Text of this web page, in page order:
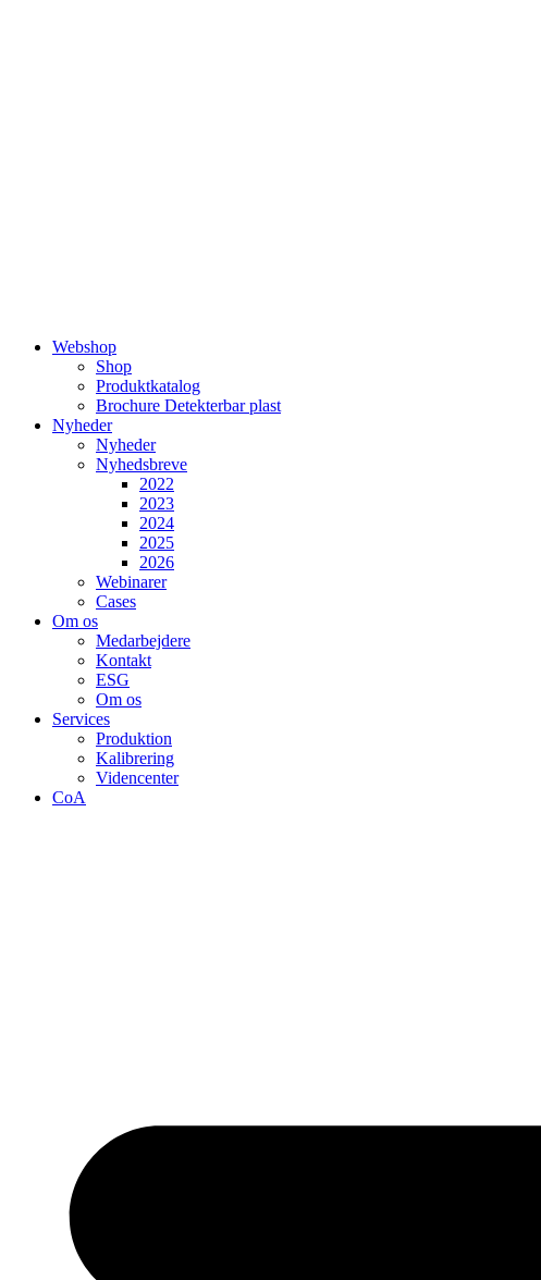
Webshop
Shop
Produktkatalog
Brochure Detekterbar plast
Nyheder
Nyheder
Nyhedsbreve
2022
2023
2024
2025
2026
Webinarer
Cases
Om os
Medarbejdere
Kontakt
ESG
Om os
Services
Produktion
Kalibrering
Videncenter
CoA